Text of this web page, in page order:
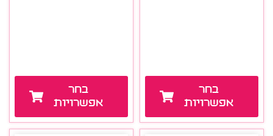
בחר
אפשרויות
בחר
אפשרויות